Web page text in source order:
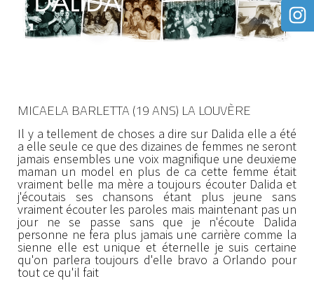
MICAELA BARLETTA (19 ANS) LA LOUVÈRE
Il y a tellement de choses a dire sur Dalida elle a été
a elle seule ce que des dizaines de femmes ne seront
jamais ensembles une voix magnifique une deuxieme
maman un model en plus de ca cette femme était
vraiment belle ma mère a toujours écouter Dalida et
j'écoutais ses chansons étant plus jeune sans
vraiment écouter les paroles mais maintenant pas un
jour ne se passe sans que je n'écoute Dalida
personne ne fera plus jamais une carrière comme la
sienne elle est unique et éternelle je suis certaine
qu'on parlera toujours d'elle bravo a Orlando pour
tout ce qu'il fait